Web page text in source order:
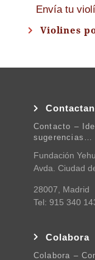
Envía tu
Violines
Contacto –
sugerencias…
Fundación
Avda. Ciudad
28007, Madrid
Tel: 915 340
Colabora
Colabora –